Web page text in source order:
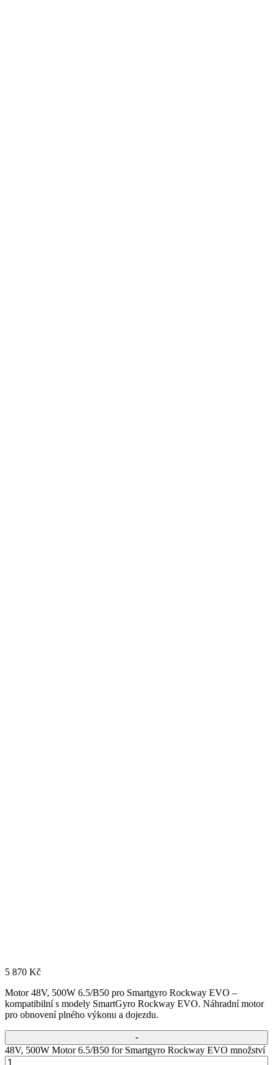
5 870 Kč
Motor 48V, 500W 6.5/B50 pro Smartgyro Rockway EVO –
kompatibilní s modely SmartGyro Rockway EVO. Náhradní motor
pro obnovení plného výkonu a dojezdu.
48V, 500W Motor 6.5/B50 for Smartgyro Rockway EVO množství